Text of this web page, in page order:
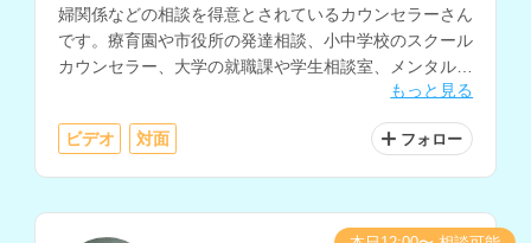
婦関係などの相談を得意とされているカウンセラーさん
です。療育園や市役所の発達相談、小中学校のスクール
カウンセラー、大学の就職課や学生相談室、メンタルク
もっと見る
ビデオ 対面 フォロー